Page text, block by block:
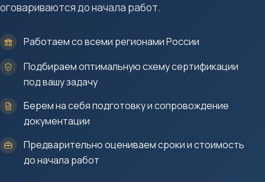
оговариваются до начала работ.
Работаем со всеми регионами России
Подбираем оптимальную схему сертификации
под вашу задачу
Берем на себя подготовку и сопровождение
документации
Предварительно оцениваем сроки и стоимость
до начала работ